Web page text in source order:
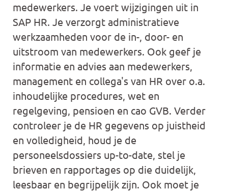
medewerkers. Je voert wijzigingen uit in
SAP HR. Je verzorgt administratieve
werkzaamheden voor de in-, door- en
uitstroom van medewerkers. Ook geef je
informatie en advies aan medewerkers,
management en collega's van HR over o.a.
inhoudelijke procedures, wet en
regelgeving, pensioen en cao GVB. Verder
controleer je de HR gegevens op juistheid
en volledigheid, houd je de
personeelsdossiers up-to-date, stel je
brieven en rapportages op die duidelijk,
leesbaar en begrijpelijk zijn. Ook moet je